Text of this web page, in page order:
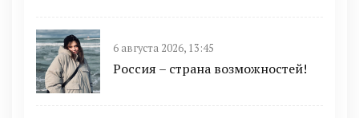
6 августа 2026, 13:45
Россия – страна возможностей!